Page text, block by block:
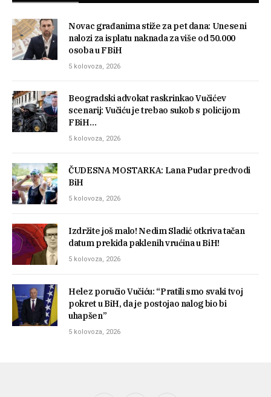
Novac građanima stiže za pet dana: Uneseni
nalozi za isplatu naknada za više od 50.000
osoba u FBiH
5 kolovoza, 2026
Beogradski advokat raskrinkao Vučićev
scenarij: Vučiću je trebao sukob s policijom
FBiH…
5 kolovoza, 2026
ČUDESNA MOSTARKA: Lana Pudar predvodi
BiH
5 kolovoza, 2026
Izdržite još malo! Nedim Sladić otkriva tačan
datum prekida paklenih vrućina u BiH!
5 kolovoza, 2026
Helez poručio Vučiću: “Pratili smo svaki tvoj
pokret u BiH, da je postojao nalog bio bi
uhapšen”
5 kolovoza, 2026